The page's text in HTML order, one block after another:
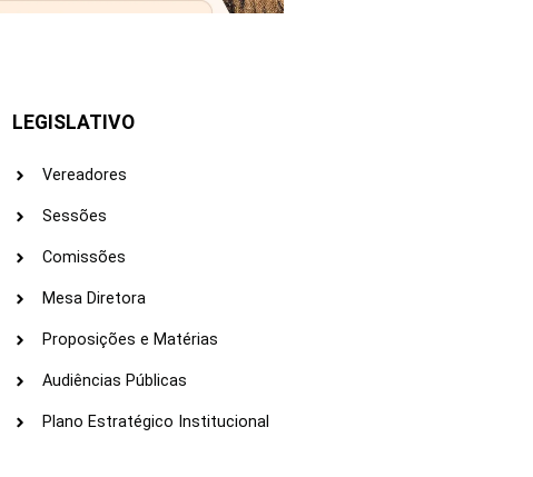
LEGISLATIVO
Vereadores
Sessões
Comissões
Mesa Diretora
Proposições e Matérias
Audiências Públicas
Plano Estratégico Institucional